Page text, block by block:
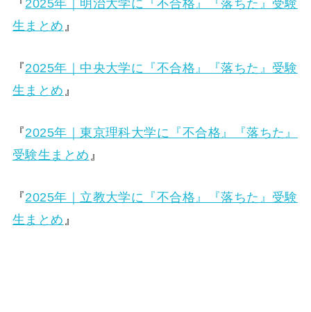
生まとめ 』
『2025年｜中央大学に『不合格』『落ちた』受験
生まとめ 』
『2025年｜東京理科大学に『不合格』『落ちた』
受験生まとめ 』
『2025年｜立教大学に『不合格』『落ちた』受験
生まとめ』